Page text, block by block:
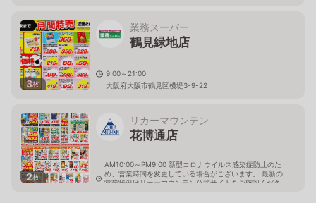
3枚
業務スーパー
鶴見緑地店
9:00～21:00
大阪府大阪市鶴見区横堤3-9-22
2枚
リカーマウンテン
花博通店
AM10:00～PM9:00 新型コロナウイルス感染症防止のた
め、営業時間を変更している場合がございます。 最新の
営業状況はリカーマウンテン公式サイトをご確認くださ